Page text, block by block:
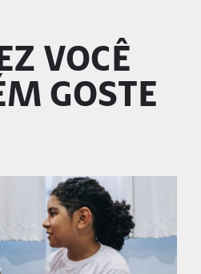
VOCÊ
GOSTE